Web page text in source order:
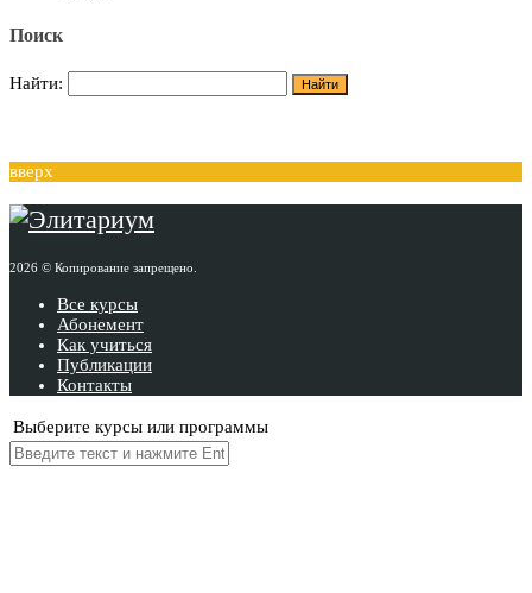
Поиск
Найти:
вверх
2026 © Копирование запрещено.
Все курсы
Абонемент
Как учиться
Публикации
Контакты
Выберите курсы или программы